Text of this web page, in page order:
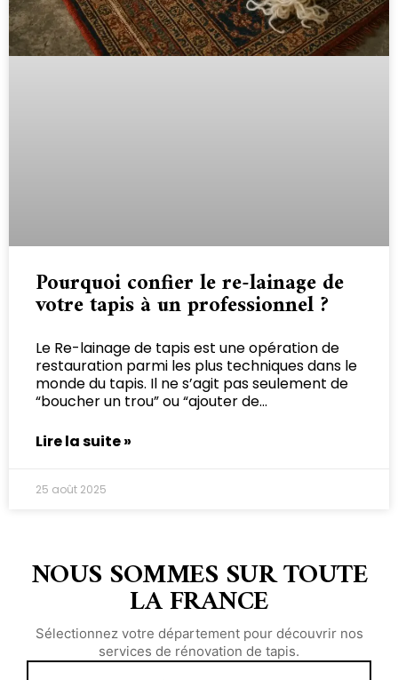
Pourquoi confier le re-lainage de
votre tapis à un professionnel ?
Le Re-lainage de tapis est une opération de
restauration parmi les plus techniques dans le
monde du tapis. Il ne s’agit pas seulement de
“boucher un trou” ou “ajouter de
Lire la suite »
25 août 2025
NOUS SOMMES SUR TOUTE
LA FRANCE
Sélectionnez votre département pour découvrir nos
services de rénovation de tapis.